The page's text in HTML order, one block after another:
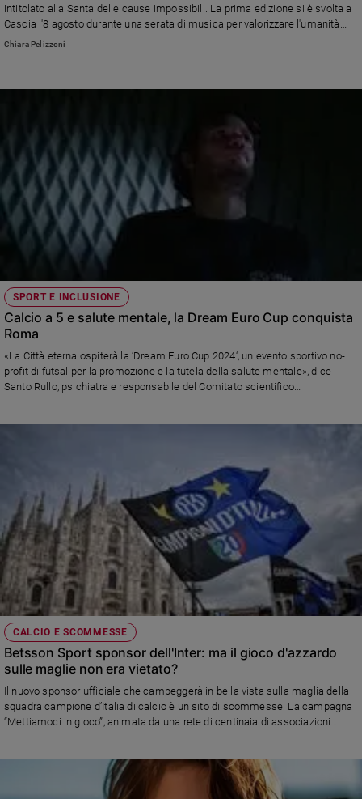
intitolato alla Santa delle cause impossibili. La prima edizione si è svolta a
Cascia l'8 agosto durante una serata di musica per valorizzare l'umanità
nella vita e nello sport
Chiara Pelizzoni
SPORT E INCLUSIONE
Calcio a 5 e salute mentale, la Dream Euro Cup conquista
Roma
«La Città eterna ospiterà la ‘Dream Euro Cup 2024‘, un evento sportivo no-
profit di futsal per la promozione e la tutela della salute mentale», dice
Santo Rullo, psichiatra e responsabile del Comitato scientifico
CALCIO E SCOMMESSE
Betsson Sport sponsor dell'Inter: ma il gioco d'azzardo
sulle maglie non era vietato?
Il nuovo sponsor ufficiale che campeggerà in bella vista sulla maglia della
squadra campione d’Italia di calcio è un sito di scommesse. La campagna
“Mettiamoci in gioco”, animata da una rete di centinaia di associazioni
pubblicità dell’azzardo